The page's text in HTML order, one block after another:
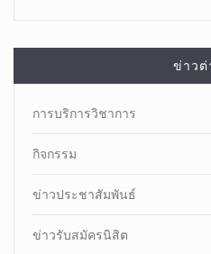
ข่าวต่
การบริการวิชาการ
กิจกรรม
ข่าวประชาสัมพันธ์
ข่าวรับสมัครนิสิต